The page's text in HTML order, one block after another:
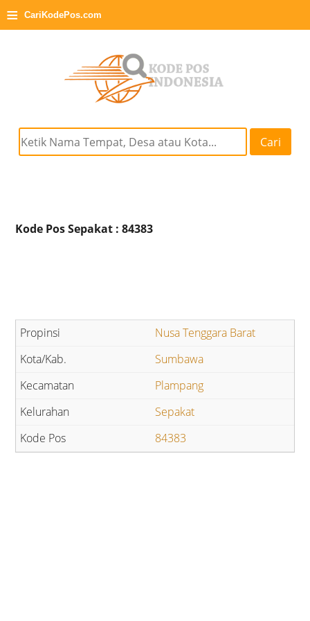
≡ CariKodePos.com
Cari
Kode Pos Sepakat : 84383
Nusa Tenggara Barat
Sumbawa
Plampang
Sepakat
84383